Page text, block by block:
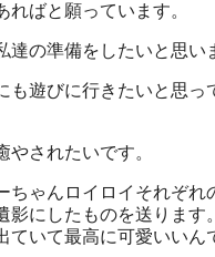
ればと願っています。
達の準備をしたいと思い
も遊びに行きたいと思っ
やされたいです。
ちゃんロイロイそれぞれ
影にしたものを送ります
ていて最高に可愛いいん